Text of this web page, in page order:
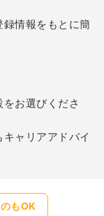
情報をもとに簡
お選びくださ
ャリアアドバイ
もOK